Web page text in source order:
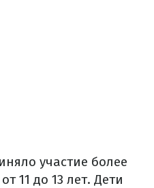
участие более
11 до 13 лет. Дети